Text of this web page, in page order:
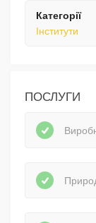
Категорії
Інститути
ПОСЛУГИ